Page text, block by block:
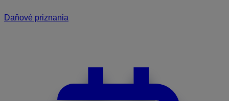
Daňové priznania